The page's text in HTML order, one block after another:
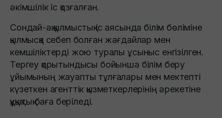
әкімшілік іс қозғалған.
Сондай-ақ қылмыстық іс аясында білім бөліміне
қылмысқа себеп болған жағдайлар мен
кемшіліктерді жою туралы ұсыныс енгізілген.
Тергеу қорытындысы бойынша білім беру
ұйымының жауапты тұлғалары мен мектепті
күзеткен агенттік қызметкерлерінің әрекетіне
құқықтық баға беріледі.